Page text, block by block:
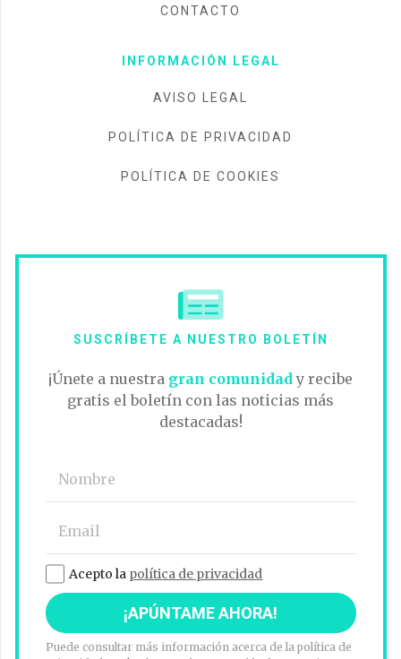
CONTACTO
INFORMACIÓN LEGAL
AVISO LEGAL
POLÍTICA DE PRIVACIDAD
POLÍTICA DE COOKIES
SUSCRÍBETE A NUESTRO BOLETÍN
¡Únete a nuestra gran comunidad y recibe
gratis el boletín con las noticias más
destacadas!
Acepto la política de privacidad
Puede consultar más información acerca de la política de